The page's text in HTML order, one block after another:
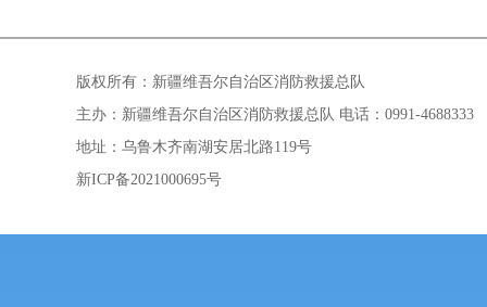
版权所有：新疆维吾尔自治区消防救援总队
主办：新疆维吾尔自治区消防救援总队 电话：0991-4688333
地址：乌鲁木齐南湖安居北路119号
新ICP备2021000695号